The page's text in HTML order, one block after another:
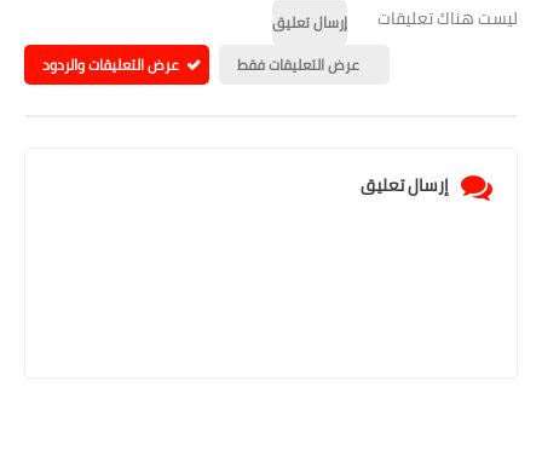
ليست هناك تعليقات
إرسال تعليق
عرض التعليقات فقط
عرض التعليقات والردود
إرسال تعليق